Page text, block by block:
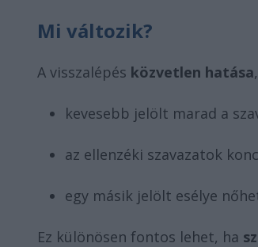
Mi változik?
A visszalépés közvetlen hatása
kevesebb jelölt marad a
az ellenzéki szavazatok
egy másik jelölt esélye
Ez különösen fontos lehet, ha